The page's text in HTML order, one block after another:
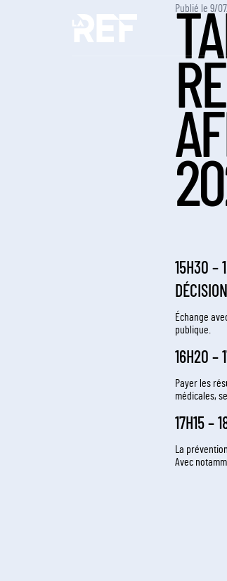
Publié le 9/
15H30 –
Échange
publique.
16H20 –
Payer les
médicales,
17H15 –
La
Avec